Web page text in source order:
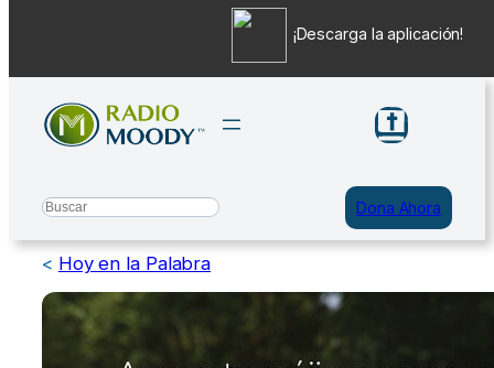
contenido
Search Dona Ahora
< Hoy en la Palabra
¡Descarga la aplicación!